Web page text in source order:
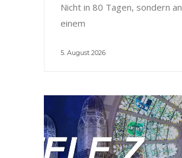
Nicht in 80 Tagen, sondern an
einem
5. August 2026